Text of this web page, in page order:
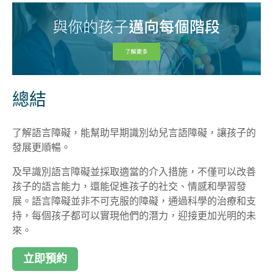
總結
了解語言障礙，能幫助早期識別幼兒言語障礙，讓孩子的
發展更順暢。
及早識別語言障礙並採取適當的介入措施，不僅可以改善
孩子的語言能力，還能促進孩子的社交、情感和學習發
展。語言障礙並非不可克服的障礙，通過科學的治療和支
持，每個孩子都可以實現他們的潛力，迎接更加光明的未
來。
立即預約